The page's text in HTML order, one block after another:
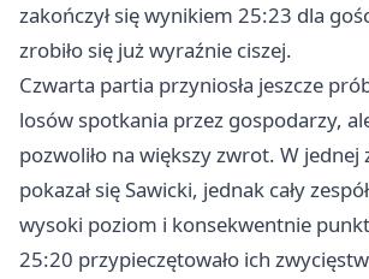
zakończył się wynikiem 25:23 dla
zrobiło się już wyraźnie ciszej.
Czwarta partia przyniosła jeszcze
losów spotkania przez gospodarzy,
pozwoliło na większy zwrot. W jednej
pokazał się Sawicki, jednak cały
wysoki poziom i konsekwentnie
25:20 przypieczętowało ich